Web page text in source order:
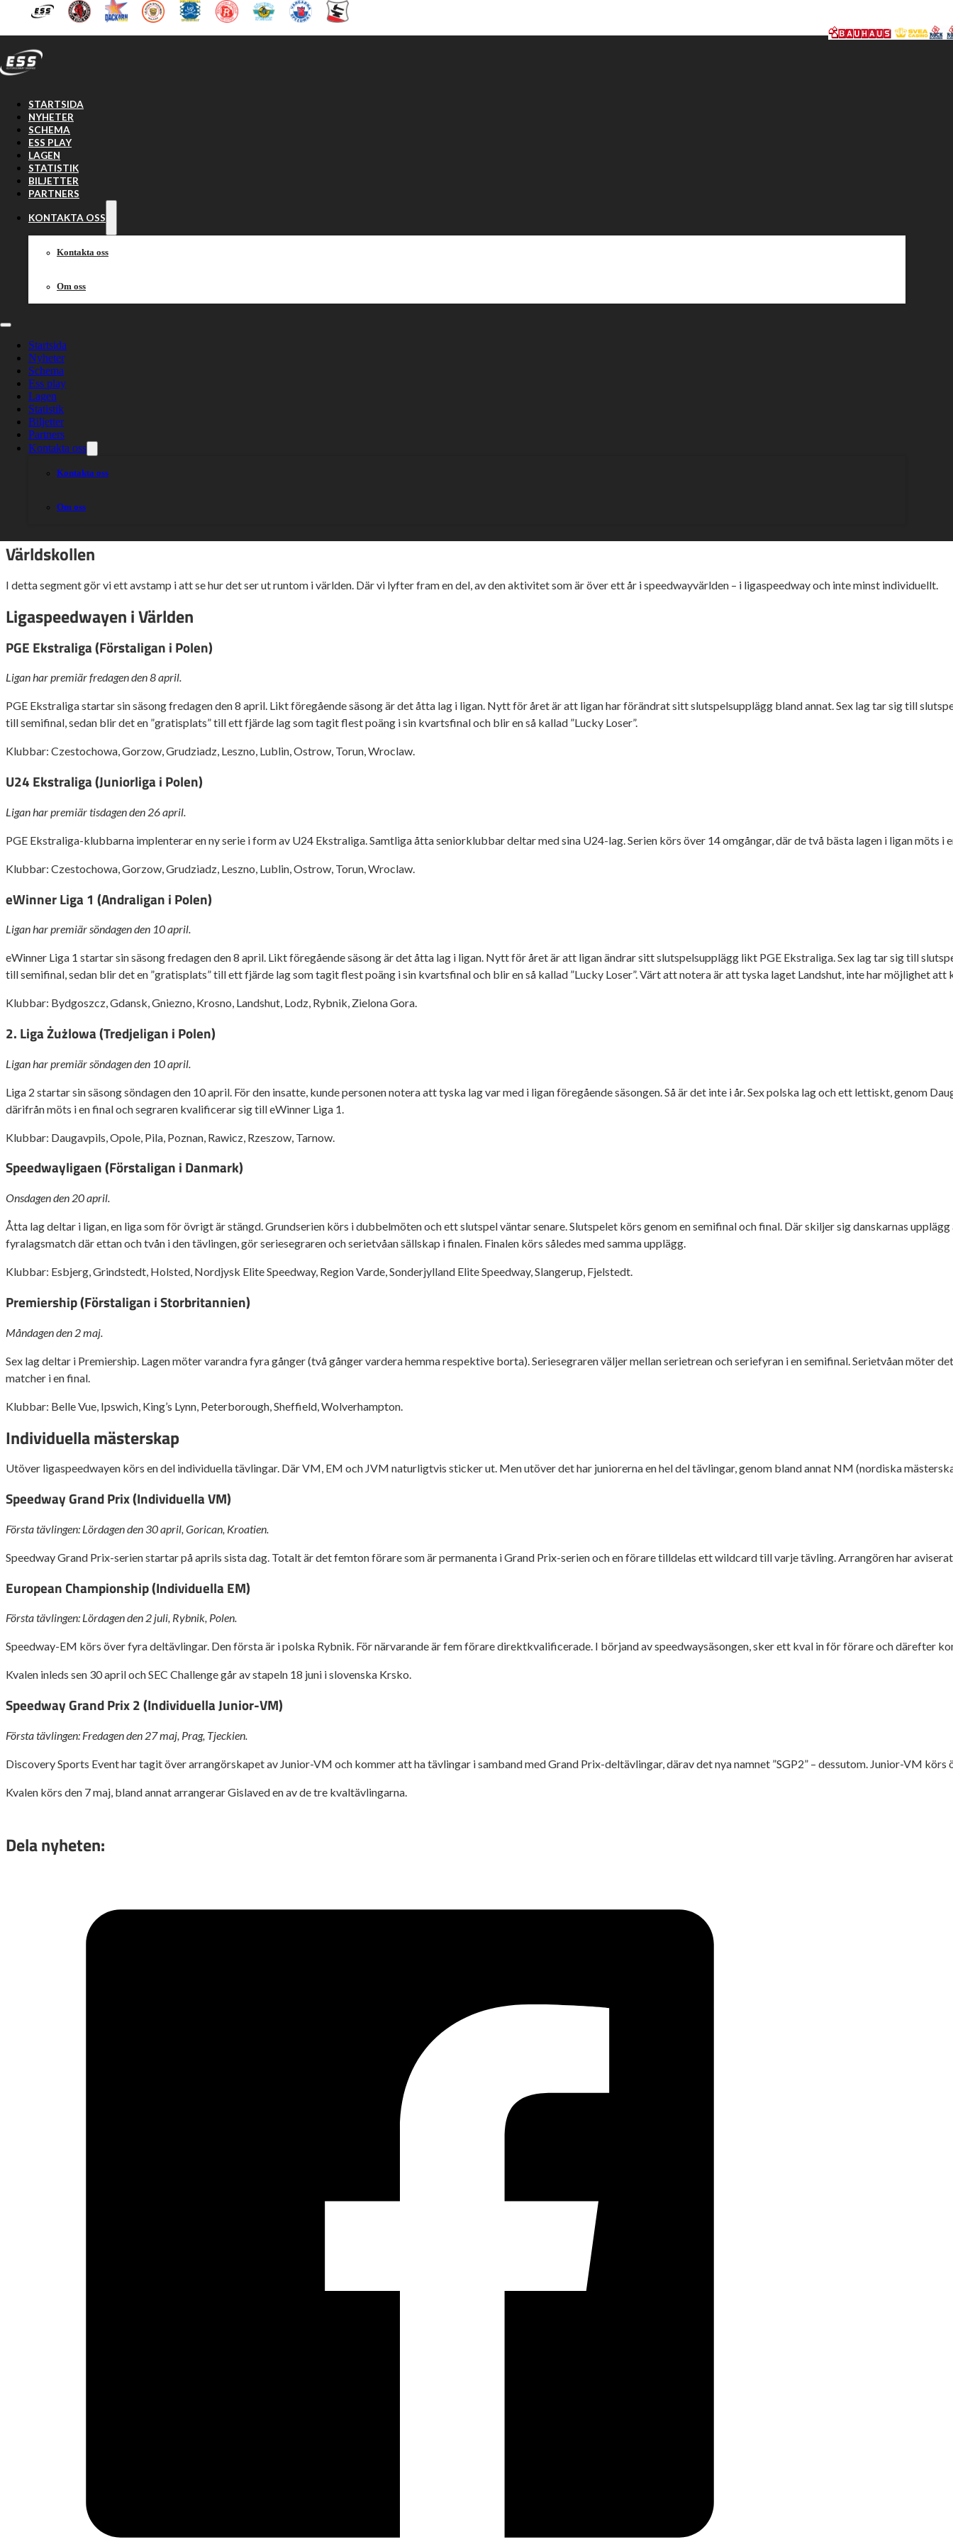
Hoppa till huvudinnehåll Hoppa till sidfot
STARTSIDA
NYHETER
SCHEMA
ESS PLAY
LAGEN
STATISTIK
BILJETTER
PARTNERS
KONTAKTA OSS
Kontakta oss
Om oss
Startsida
Nyheter
Schema
Ess play
Lagen
Statistik
Biljetter
Partners
Kontakta oss
Kontakta oss
Om oss
Världskollen: Det närmar sig
premiärer
Det närmar sig inte bara speedwaysäsong i Sverige. Utan andra ligor i världen startar säsongen snart – dessutom drar den individuella säsongen igång om lite mer än en månad
Världskollen
I detta segment gör vi ett avstamp i att se hur det ser ut runtom i världen. Där vi lyfter fram en del, av den aktivitet som är över ett år i speedwayvärlden – i ligaspeedway och inte minst individuellt.
Ligaspeedwayen i Världen
PGE Ekstraliga (Förstaligan i Polen)
Ligan har premiär fredagen den 8 april.
PGE Ekstraliga startar sin säsong fredagen den 8 april. Likt föregående säsong är det åtta lag i ligan. Nytt för året är att ligan har förändrat sitt slutspelsupplägg bland annat. Sex lag tar sig till
till semifinal, sedan blir det en ”gratisplats” till ett fjärde lag som tagit flest poäng i sin kvartsfinal och blir en så kallad ”Lucky Loser”.
Klubbar: Czestochowa, Gorzow, Grudziadz, Leszno, Lublin, Ostrow, Torun, Wroclaw.
U24 Ekstraliga (Juniorliga i Polen)
Ligan har premiär tisdagen den 26 april.
PGE Ekstraliga-klubbarna implenterar en ny serie i form av U24 Ekstraliga. Samtliga åtta seniorklubbar deltar med sina U24-lag. Serien körs över 14 omgångar, där de två bästa lagen i ligan möts i
Klubbar: Czestochowa, Gorzow, Grudziadz, Leszno, Lublin, Ostrow, Torun, Wroclaw.
eWinner Liga 1 (Andraligan i Polen)
Ligan har premiär söndagen den 10 april.
eWinner Liga 1 startar sin säsong fredagen den 8 april. Likt föregående säsong är det åtta lag i ligan. Nytt för året är att ligan ändrar sitt slutspelsupplägg likt PGE Ekstraliga. Sex lag tar sig till
till semifinal, sedan blir det en ”gratisplats” till ett fjärde lag som tagit flest poäng i sin kvartsfinal och blir en så kallad ”Lucky Loser”. Värt att notera är att tyska laget Landshut, inte har möjlighet
Klubbar: Bydgoszcz, Gdansk, Gniezno, Krosno, Landshut, Lodz, Rybnik, Zielona Gora.
2. Liga Żużlowa (Tredjeligan i Polen)
Ligan har premiär söndagen den 10 april.
Liga 2 startar sin säsong söndagen den 10 april. För den insatte, kunde personen notera att tyska lag var med i ligan föregående säsongen. Så är det inte i år. Sex polska lag och ett lettiskt, genom
därifrån möts i en final och segraren kvalificerar sig till eWinner Liga 1.
Klubbar: Daugavpils, Opole, Pila, Poznan, Rawicz, Rzeszow, Tarnow.
Speedwayligaen (Förstaligan i Danmark)
Onsdagen den 20 april.
Åtta lag deltar i ligan, en liga som för övrigt är stängd. Grundserien körs i dubbelmöten och ett slutspel väntar senare. Slutspelet körs genom en semifinal och final. Där skiljer sig danskarnas
fyralagsmatch där ettan och tvån i den tävlingen, gör seriesegraren och serietvåan sällskap i finalen. Finalen körs således med samma upplägg.
Klubbar: Esbjerg, Grindstedt, Holsted, Nordjysk Elite Speedway, Region Varde, Sonderjylland Elite Speedway, Slangerup, Fjelstedt.
Premiership (Förstaligan i Storbritannien)
Måndagen den 2 maj.
Sex lag deltar i Premiership. Lagen möter varandra fyra gånger (två gånger vardera hemma respektive borta). Seriesegraren väljer mellan serietrean och seriefyran i en semifinal. Serietvåan
matcher i en final.
Klubbar: Belle Vue, Ipswich, King’s Lynn, Peterborough, Sheffield, Wolverhampton.
Individuella mästerskap
Utöver ligaspeedwayen körs en del individuella tävlingar. Där VM, EM och JVM naturligtvis sticker ut. Men utöver det har juniorerna en hel del tävlingar, genom bland annat NM (nordiska
Speedway Grand Prix (Individuella VM)
Första tävlingen: Lördagen den 30 april, Gorican, Kroatien.
Speedway Grand Prix-serien startar på aprils sista dag. Totalt är det femton förare som är permanenta i Grand Prix-serien och en förare tilldelas ett wildcard till varje tävling. Arrangören har
European Championship (Individuella EM)
Första tävlingen: Lördagen den 2 juli, Rybnik, Polen.
Speedway-EM körs över fyra deltävlingar. Den första är i polska Rybnik. För närvarande är fem förare direktkvalificerade. I börjand av speedwaysäsongen, sker ett kval in för förare och därefter
Kvalen inleds sen 30 april och SEC Challenge går av stapeln 18 juni i slovenska Krsko.
Speedway Grand Prix 2 (Individuella Junior-VM)
Första tävlingen: Fredagen den 27 maj, Prag, Tjeckien.
Discovery Sports Event har tagit över arrangörskapet av Junior-VM och kommer att ha tävlingar i samband med Grand Prix-deltävlingar, därav det nya namnet ”SGP2” – dessutom. Junior-VM körs
Kvalen körs den 7 maj, bland annat arrangerar Gislaved en av de tre kvaltävlingarna.
Dela nyheten: